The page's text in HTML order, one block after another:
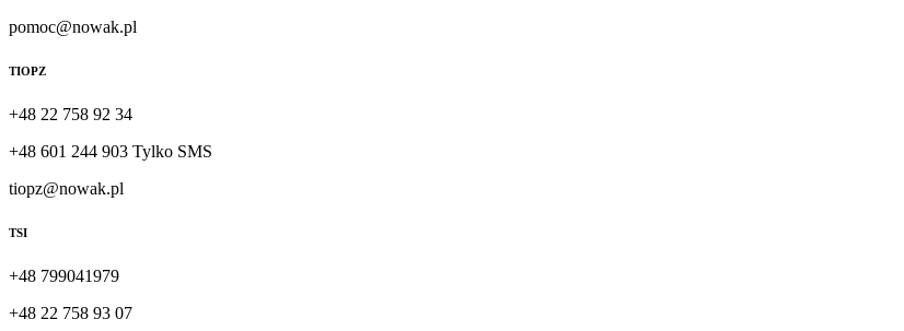
pomoc@nowak.pl
TIOPZ
+48 22 758 92 34
+48 601 244 903 Tylko SMS
tiopz@nowak.pl
TSI
+48 799041979
+48 22 758 93 07